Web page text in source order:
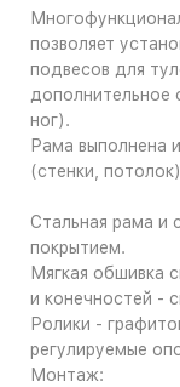
позволяет
подвесов для
дополнительное
ног).
Рама выполнена
(стенки,
Стальная рама и
покрытием.
Мягкая обшивка
и конечностей -
Ролики -
регулируемые
Монтаж: